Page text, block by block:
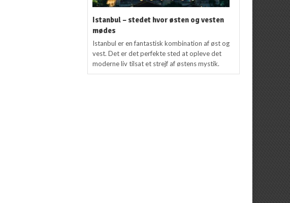
Istanbul – stedet hvor østen og vesten
mødes
Istanbul er en fantastisk kombination af øst og
vest. Det er det perfekte sted at opleve det
moderne liv tilsat et strejf af østens mystik.